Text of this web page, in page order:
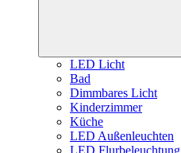
LED Licht
Bad
Dimmbares Licht
Kinderzimmer
Küche
LED Außenleuchten
LED Flurbeleuchtung